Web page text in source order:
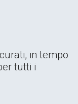
in tempo
tutti i